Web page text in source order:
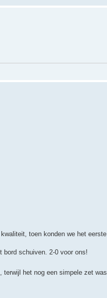
toen konden we het eerste
bord schuiven. 2-0 voor ons!
terwijl het nog een simpele zet was